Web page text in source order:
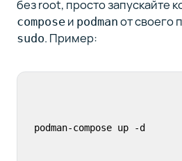
без root, просто запускайте
composeи podman от своего
sudo. Пример:
podman-compose up -d